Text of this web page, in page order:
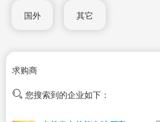
国外 其它
求购商
您搜索到的企业如下：